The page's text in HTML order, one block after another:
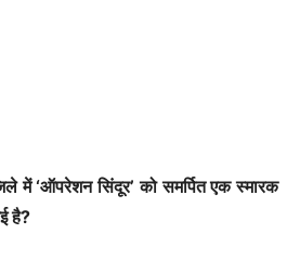
में ‘ऑपरेशन सिंदूर’ को समर्पित एक स्मारक
है?